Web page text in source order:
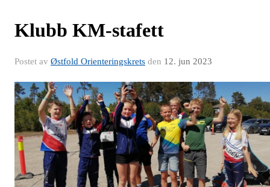
Klubb KM-stafett
Postet av Østfold Orienteringskrets den 12. jun 2023